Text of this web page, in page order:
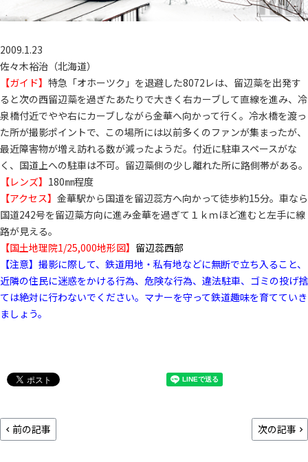
2009.1.23
佐々木裕治（北海道）
【ガイド】 特急「オホーツク」を退避した8072レは、留辺蘂を出発す
ると次の西留辺蘂を過ぎたあたりで大きく右カーブして直線を進み、冷
泉橋付近でやや右にカーブしながら金華へ向かって行く。冷水橋を渡っ
た所が撮影ポイントで、この場所には以前多くのファンが集まったが、
最近障害物が増え訪れる数が減ったようだ。付近に駐車スペースがな
く、国道上への駐車は不可。留辺蘂側の少し離れた所に路側帯がある。
【レンズ】 180㎜程度
【アクセス】 金華駅から国道を留辺蕊方へ向かって徒歩約15分。車なら
国道242号を留辺蘂方向に進み金華を過ぎて１ｋｍほど進むと左手に線
路が見える。
【国土地理院1/25,000地形図】 留辺蕊西部
【注意】撮影に際して、鉄道用地・私有地などに無断で立ち入ること、
近隣の住民に迷惑をかける行為、危険な行為、違法駐車、ゴミの投げ捨
ては絶対に行わないでください。マナーを守って鉄道趣味を育てていき
ましょう。
前の記事 次の記事